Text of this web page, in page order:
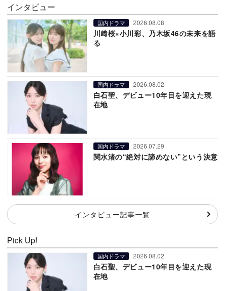
インタビュー
国内ドラマ 2026.08.08
川﨑桜×小川彩、乃木坂46の未来を語
る
国内ドラマ 2026.08.02
白石聖、デビュー10年目を迎えた現
在地
国内ドラマ 2026.07.29
関水渚の“絶対に諦めない”という決意
インタビュー記事一覧
Pick Up!
国内ドラマ 2026.08.02
白石聖、デビュー10年目を迎えた現
在地